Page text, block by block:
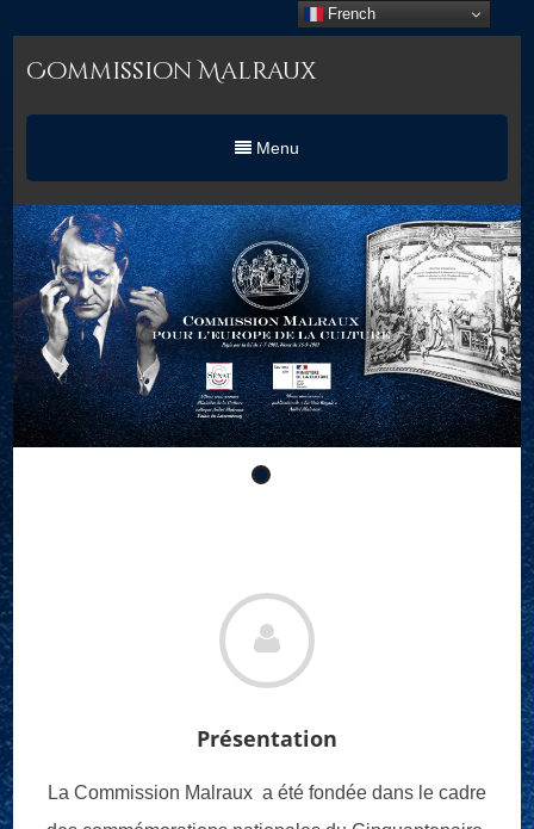
Commission Malraux
Menu
Présentation
La Commission Malraux a été fondée dans le cadre
French